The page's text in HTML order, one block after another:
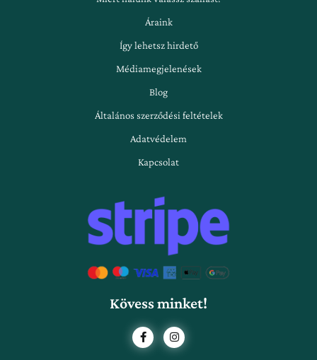
Áraink
Így lehetsz hirdető
Médiamegjelenések
Blog
Általános szerződési feltételek
Adatvédelem
Kapcsolat
Kövess minket!
F
a
c
I
n
s